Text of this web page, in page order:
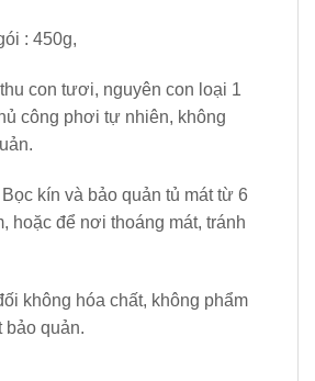
: 450g,
con tươi, nguyên con loại 1
công phơi tự nhiên, không
kín và bảo quản tủ mát từ 6
hoặc để nơi thoáng mát, tránh
không hóa chất, không phẩm
bảo quản.